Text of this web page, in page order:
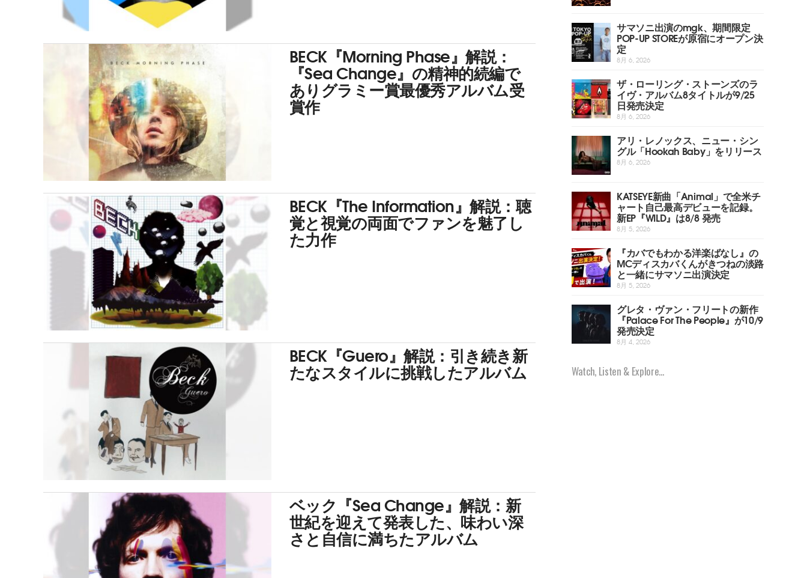
BECK『Morning Phase』解説：
『Sea Change』の精神的続編で
ありグラミー賞最優秀アルバム受
賞作
BECK『The Information』解説：聴
覚と視覚の両面でファンを魅了し
た力作
BECK『Guero』解説：引き続き新
たなスタイルに挑戦したアルバム
ベック『Sea Change』解説：新
世紀を迎えて発表した、味わい深
さと自信に満ちたアルバム
サマソニ出演のmgk、期間限定
POP-UP STOREが原宿にオープン決
定
8月 6, 2026
ザ・ローリング・ストーンズのラ
イヴ・アルバム8タイトルが9/25
日発売決定
8月 6, 2026
アリ・レノックス、ニュー・シン
グル「Hookah Baby」をリリース
8月 6, 2026
KATSEYE新曲「Animal」で全米チ
ャート自己最高デビューを記録。
新EP『WILD』は8/8 発売
8月 5, 2026
『カバでもわかる洋楽ばなし』の
MCディスカバくんがきつねの淡路
と一緒にサマソニ出演決定
8月 5, 2026
グレタ・ヴァン・フリートの新作
『Palace For The People』が10/9
発売決定
8月 4, 2026
Watch, Listen & Explore...